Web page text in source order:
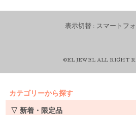
表示切替 : スマートフ
©EL JEWEL ALL RIGHT
カテゴリーから探す
▽ 新着・限定品